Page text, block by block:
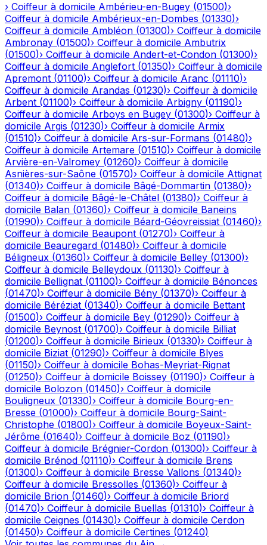
› Coiffeur à domicile Ambérieu-en-Bugey (01500)›
Coiffeur à domicile Ambérieux-en-Dombes (01330)›
Coiffeur à domicile Ambléon (01300)› Coiffeur à domicile
Ambronay (01500)› Coiffeur à domicile Ambutrix
(01500)› Coiffeur à domicile Andert-et-Condon (01300)›
Coiffeur à domicile Anglefort (01350)› Coiffeur à domicile
Apremont (01100)› Coiffeur à domicile Aranc (01110)›
Coiffeur à domicile Arandas (01230)› Coiffeur à domicile
Arbent (01100)› Coiffeur à domicile Arbigny (01190)›
Coiffeur à domicile Arboys en Bugey (01300)› Coiffeur à
domicile Argis (01230)› Coiffeur à domicile Armix
(01510)› Coiffeur à domicile Ars-sur-Formans (01480)›
Coiffeur à domicile Artemare (01510)› Coiffeur à domicile
Arvière-en-Valromey (01260)› Coiffeur à domicile
Asnières-sur-Saône (01570)› Coiffeur à domicile Attignat
(01340)› Coiffeur à domicile Bâgé-Dommartin (01380)›
Coiffeur à domicile Bâgé-le-Châtel (01380)› Coiffeur à
domicile Balan (01360)› Coiffeur à domicile Baneins
(01990)› Coiffeur à domicile Béard-Géovreissiat (01460)›
Coiffeur à domicile Beaupont (01270)› Coiffeur à
domicile Beauregard (01480)› Coiffeur à domicile
Béligneux (01360)› Coiffeur à domicile Belley (01300)›
Coiffeur à domicile Belleydoux (01130)› Coiffeur à
domicile Bellignat (01100)› Coiffeur à domicile Bénonces
(01470)› Coiffeur à domicile Bény (01370)› Coiffeur à
domicile Béréziat (01340)› Coiffeur à domicile Bettant
(01500)› Coiffeur à domicile Bey (01290)› Coiffeur à
domicile Beynost (01700)› Coiffeur à domicile Billiat
(01200)› Coiffeur à domicile Birieux (01330)› Coiffeur à
domicile Biziat (01290)› Coiffeur à domicile Blyes
(01150)› Coiffeur à domicile Bohas-Meyriat-Rignat
(01250)› Coiffeur à domicile Boissey (01190)› Coiffeur à
domicile Bolozon (01450)› Coiffeur à domicile
Bouligneux (01330)› Coiffeur à domicile Bourg-en-
Bresse (01000)› Coiffeur à domicile Bourg-Saint-
Christophe (01800)› Coiffeur à domicile Boyeux-Saint-
Jérôme (01640)› Coiffeur à domicile Boz (01190)›
Coiffeur à domicile Brégnier-Cordon (01300)› Coiffeur à
domicile Brénod (01110)› Coiffeur à domicile Brens
(01300)› Coiffeur à domicile Bresse Vallons (01340)›
Coiffeur à domicile Bressolles (01360)› Coiffeur à
domicile Brion (01460)› Coiffeur à domicile Briord
(01470)› Coiffeur à domicile Buellas (01310)› Coiffeur à
domicile Ceignes (01430)› Coiffeur à domicile Cerdon
(01450)› Coiffeur à domicile Certines (01240)